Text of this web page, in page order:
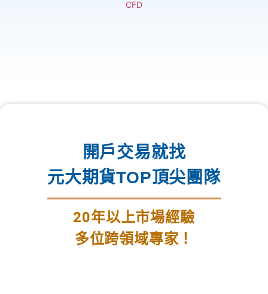
開戶交易就找
元大期貨TOP頂尖團隊
20年以上市場經驗
多位跨領域專家！